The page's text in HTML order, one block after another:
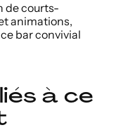
de courts-
animations,
bar convivial
à ce